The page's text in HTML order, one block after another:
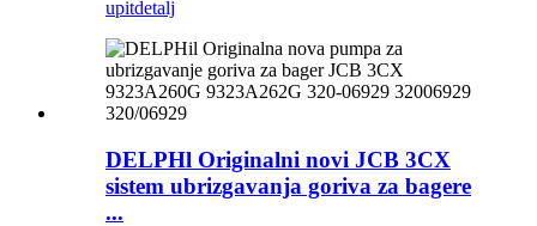
upitdetalj
DELPHl Originalni novi JCB 3CX
sistem ubrizgavanja goriva za bagere
...